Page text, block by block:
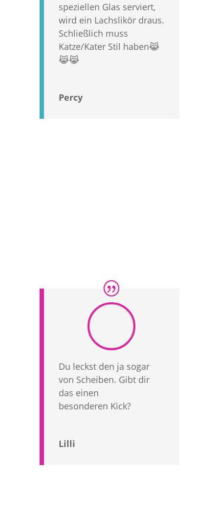
speziellen Glas serviert,
wird ein Lachslikör draus.
Schließlich muss
Katze/Kater Stil haben😹
😹😹
Percy
Du leckst den ja sogar
von Scheiben. Gibt dir
das einen
besonderen Kick?
Lilli